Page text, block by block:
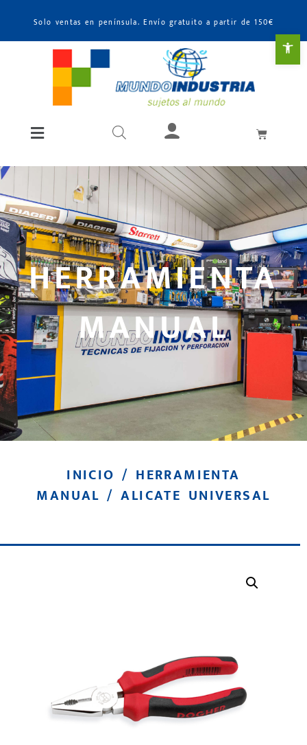
Solo ventas en península. Envío gratuito a partir de 150€
HERRAMIENTA
MANUAL
INICIO / HERRAMIENTA
MANUAL / ALICATE UNIVERSAL